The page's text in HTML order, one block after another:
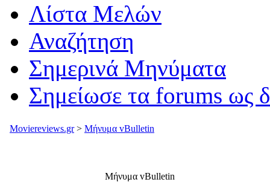
Λίστα Μελών
Αναζήτηση
Σημερινά Μηνύματα
Σημείωσε τα forums ως
Moviereviews.gr> Μήνυμα vBulletin
Μήνυμα vBulletin